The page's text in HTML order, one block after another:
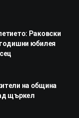
Раковски
юбилея
на община
щъркел